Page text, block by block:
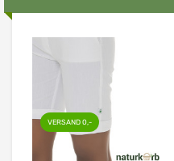
VERSAND 0,-